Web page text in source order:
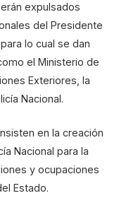
expulsados
del Presidente
lo cual se dan
el Ministerio de
Exteriores, la
Nacional.
en la creación
Nacional para la
y ocupaciones
Estado.